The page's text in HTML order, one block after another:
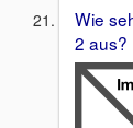
Wie
2 aus?